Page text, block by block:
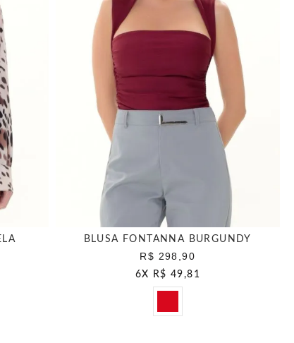
BLUSA FONTANNA BURGUNDY
R$ 298,90
6X R$ 49,81